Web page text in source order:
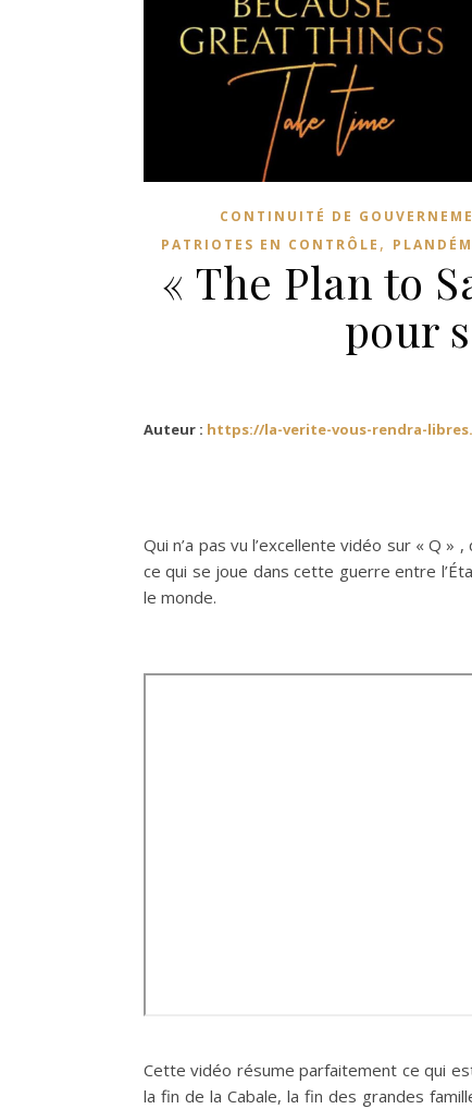
CONTINUITÉ DE
PATRIOTES EN CONTRÔLE ,
« The Plan to
pour
Auteur : https://la-verite-vous-rendra-
Qui n’a pas vu l’excellente vidéo sur « Q
ce qui se joue dans cette guerre entre
le monde.
Cette vidéo résume parfaitement ce qui
la fin de la Cabale, la fin des grandes